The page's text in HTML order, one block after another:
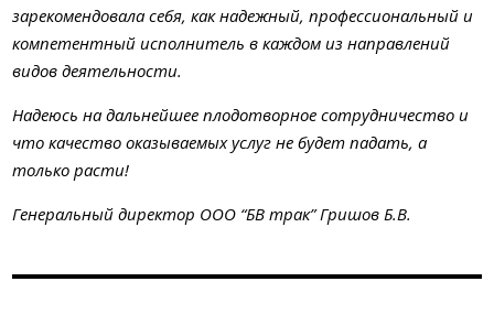
зарекомендовала себя, как надежный, профессиональный и
компетентный исполнитель в каждом из направлений
видов деятельности.
Надеюсь на дальнейшее плодотворное сотрудничество и
что качество оказываемых услуг не будет падать, а
только расти!
Генеральный директор ООО “БВ трак” Гришов Б.В.